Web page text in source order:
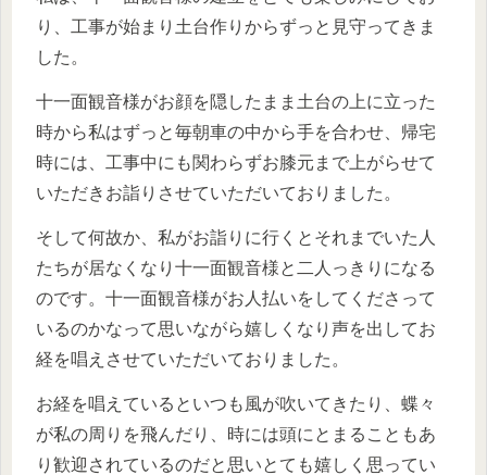
り、工事が始まり土台作りからずっと見守ってきま
した。
十一面観音様がお顔を隠したまま土台の上に立った
時から私はずっと毎朝車の中から手を合わせ、帰宅
時には、工事中にも関わらずお膝元まで上がらせて
いただきお詣りさせていただいておりました。
そして何故か、私がお詣りに行くとそれまでいた人
たちが居なくなり十一面観音様と二人っきりになる
のです。十一面観音様がお人払いをしてくださって
いるのかなって思いながら嬉しくなり声を出してお
経を唱えさせていただいておりました。
お経を唱えているといつも風が吹いてきたり、蝶々
が私の周りを飛んだり、時には頭にとまることもあ
り歓迎されているのだと思いとても嬉しく思ってい